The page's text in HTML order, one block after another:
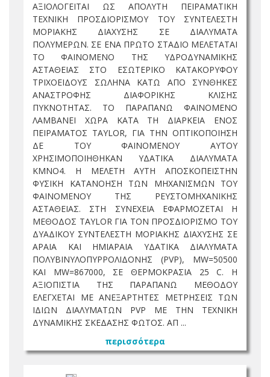
ΑΞΙΟΛΟΓΕΙΤΑΙ ΩΣ ΑΠΟΛΥΤΗ ΠΕΙΡΑΜΑΤΙΚΗ
ΤΕΧΝΙΚΗ ΠΡΟΣΔΙΟΡΙΣΜΟΥ ΤΟΥ ΣΥΝΤΕΛΕΣΤΗ
ΜΟΡΙΑΚΗΣ ΔΙΑΧΥΣΗΣ ΣΕ ΔΙΑΛΥΜΑΤΑ
ΠΟΛΥΜΕΡΩΝ. ΣΕ ΕΝΑ ΠΡΩΤΟ ΣΤΑΔΙΟ ΜΕΛΕΤΑΤΑΙ
ΤΟ ΦΑΙΝΟΜΕΝΟ ΤΗΣ ΥΔΡΟΔΥΝΑΜΙΚΗΣ
ΑΣΤΑΘΕΙΑΣ ΣΤΟ ΕΣΩΤΕΡΙΚΟ ΚΑΤΑΚΟΡΥΦΟΥ
ΤΡΙΧΟΕΙΔΟΥΣ ΣΩΛΗΝΑ ΚΑΤΩ ΑΠΟ ΣΥΝΘΗΚΕΣ
ΑΝΑΣΤΡΟΦΗΣ ΔΙΑΦΟΡΙΚΗΣ ΚΛΙΣΗΣ
ΠΥΚΝΟΤΗΤΑΣ. ΤΟ ΠΑΡΑΠΑΝΩ ΦΑΙΝΟΜΕΝΟ
ΛΑΜΒΑΝΕΙ ΧΩΡΑ ΚΑΤΑ ΤΗ ΔΙΑΡΚΕΙΑ ΕΝΟΣ
ΠΕΙΡΑΜΑΤΟΣ TAYLOR, ΓΙΑ ΤΗΝ ΟΠΤΙΚΟΠΟΙΗΣΗ
ΔΕ ΤΟΥ ΦΑΙΝΟΜΕΝΟΥ ΑΥΤΟΥ
ΧΡΗΣΙΜΟΠΟΙΗΘΗΚΑΝ ΥΔΑΤΙΚΑ ΔΙΑΛΥΜΑΤΑ
KMNO4. Η ΜΕΛΕΤΗ ΑΥΤΗ ΑΠΟΣΚΟΠΕΙΣΤΗΝ
ΦΥΣΙΚΗ ΚΑΤΑΝΟΗΣΗ ΤΩΝ ΜΗΧΑΝΙΣΜΩΝ ΤΟΥ
ΦΑΙΝΟΜΕΝΟΥ ΤΗΣ ΡΕΥΣΤΟΜΗΧΑΝΙΚΗΣ
ΑΣΤΑΘΕΙΑΣ. ΣΤΗ ΣΥΝΕΧΕΙΑ ΕΦΑΡΜΟΖΕΤΑΙ Η
ΜΕΘΟΔΟΣ TAYLOR ΓΙΑ ΤΟΝ ΠΡΟΣΔΙΟΡΙΣΜΟ ΤΟΥ
ΔΥΑΔΙΚΟΥ ΣΥΝΤΕΛΕΣΤΗ ΜΟΡΙΑΚΗΣ ΔΙΑΧΥΣΗΣ ΣΕ
ΑΡΑΙΑ ΚΑΙ ΗΜΙΑΡΑΙΑ ΥΔΑΤΙΚΑ ΔΙΑΛΥΜΑΤΑ
ΠΟΛΥΒΙΝΥΛΟΠΥΡΡΟΛΙΔΟΝΗΣ (PVP), MW=50500
ΚΑΙ MW=867000, ΣΕ ΘΕΡΜΟΚΡΑΣΙΑ 25 C. Η
ΑΞΙΟΠΙΣΤΙΑ ΤΗΣ ΠΑΡΑΠΑΝΩ ΜΕΘΟΔΟΥ
ΕΛΕΓΧΕΤΑΙ ΜΕ ΑΝΕΞΑΡΤΗΤΕΣ ΜΕΤΡΗΣΕΙΣ ΤΩΝ
ΙΔΙΩΝ ΔΙΑΛΥΜΑΤΩΝ PVP ΜΕ ΤΗΝ ΤΕΧΝΙΚΗ
ΔΥΝΑΜΙΚΗΣ ΣΚΕΔΑΣΗΣ ΦΩΤΟΣ. ΑΠ ...
περισσότερα